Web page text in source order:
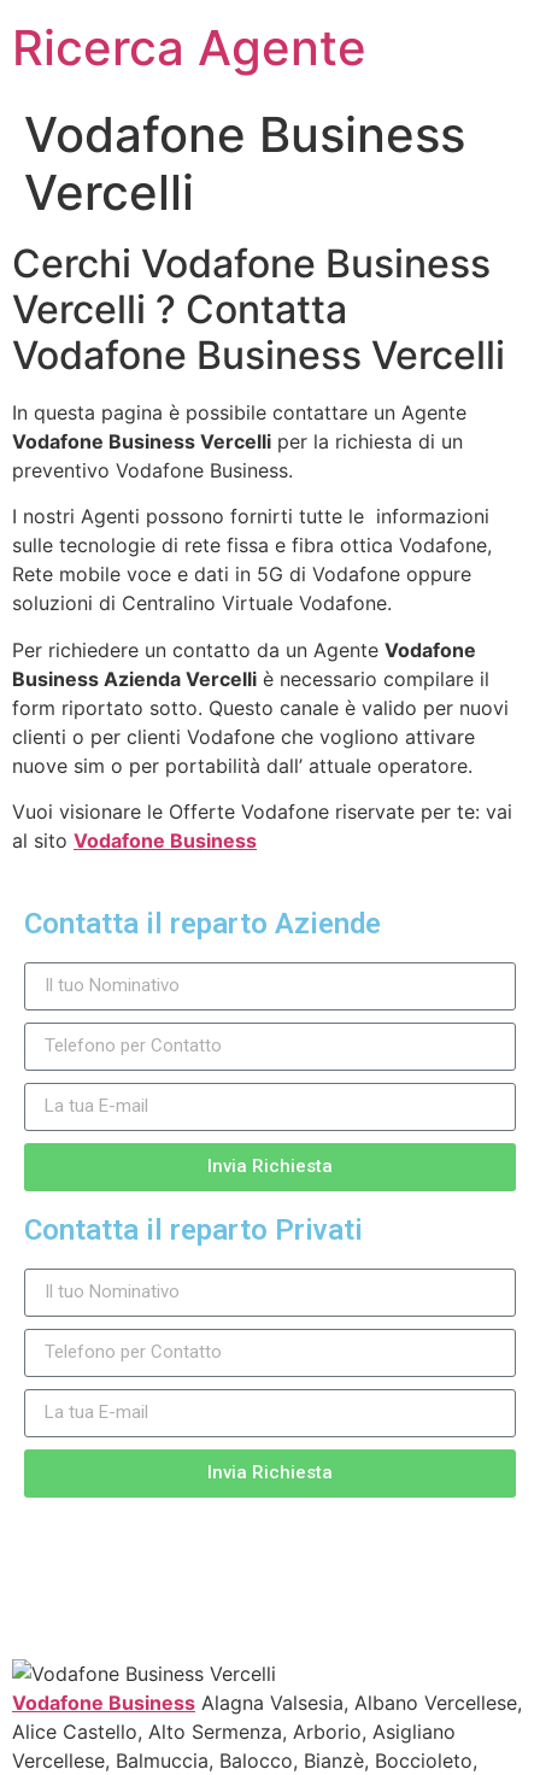
Ricerca Agente
Vodafone Business
Vercelli
Cerchi Vodafone Business
Vercelli ? Contatta
Vodafone Business Vercelli
In questa pagina è possibile contattare un Agente
Vodafone Business Vercelli per la richiesta di un
preventivo Vodafone Business.
I nostri Agenti possono fornirti tutte le informazioni
sulle tecnologie di rete fissa e fibra ottica Vodafone,
Rete mobile voce e dati in 5G di Vodafone oppure
soluzioni di Centralino Virtuale Vodafone.
Per richiedere un contatto da un Agente Vodafone
Business Azienda Vercelli è necessario compilare il
form riportato sotto. Questo canale è valido per nuovi
clienti o per clienti Vodafone che vogliono attivare
nuove sim o per portabilità dall’ attuale operatore.
Vuoi visionare le Offerte Vodafone riservate per te: vai
al sito Vodafone Business
Contatta il reparto Aziende
Invia Richiesta
Contatta il reparto Privati
Invia Richiesta
Vodafone Business Alagna Valsesia, Albano Vercellese,
Alice Castello, Alto Sermenza, Arborio, Asigliano
Vercellese, Balmuccia, Balocco, Bianzè, Boccioleto,